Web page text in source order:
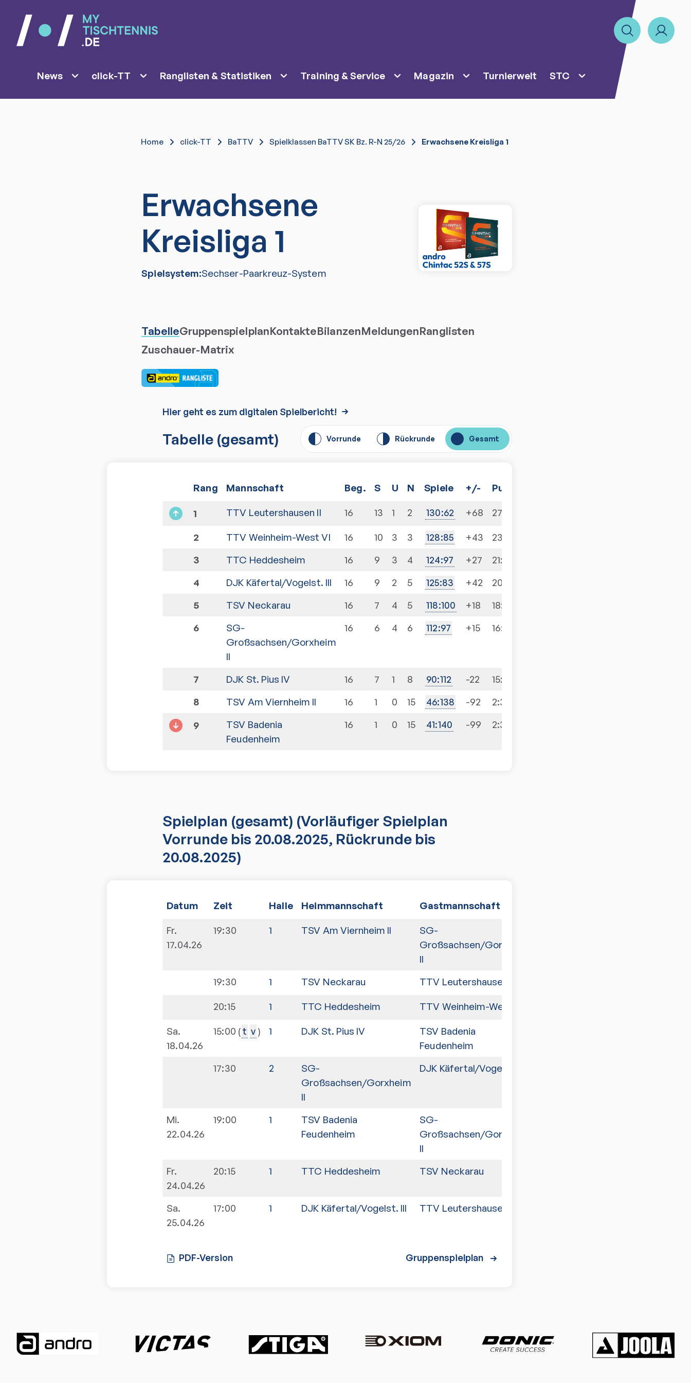
News click-TT Ranglisten & Statistiken Training & Service Magazin Turnierwelt STC
Home click-TT BaTTV Spielklassen BaTTV SK Bz. R-N 25/26 Erwachsene Kreisliga 1
Erwachsene
Kreisliga 1
Spielsystem:Sechser-Paarkreuz-System
TabelleGruppenspielplanKontakteBilanzenMeldungenRanglisten
Zuschauer-Matrix
Hier geht es zum digitalen Spielbericht!
Tabelle (gesamt) Vorrunde Rückrunde Gesamt
Rang Mannschaft Beg. S U N Spiele +/- Punkte
1 TTV Leutershausen II 16 13 1 2 130:62 +68 27
2 TTV Weinheim-West VI 16 10 3 3 128:85 +43 23
3
TTC Heddesheim 16 9 3 4 124:97 +27 21:
4
DJK Käfertal/Vogelst. III 16 9 2 5 125:83 +42 20
5
TSV Neckarau 16 7 4 5 118:100 +18 18:
6
SG-
Großsachsen/Gorxheim
II
16 6 4 6 112:97 +15 16:
7 DJK St. Pius IV 16 7 1 8 90:112 -22 15:
8
TSV Am Viernheim II 16 1 0 15 46:138 -92 2:30
9
TSV Badenia
Feudenheim
16 1 0 15 41:140 -99 2:30
Spielplan (gesamt) (Vorläufiger Spielplan
Vorrunde bis 20.08.2025, Rückrunde bis
20.08.2025)
Datum Zeit Halle Heimmannschaft Gastmannschaft
Fr.
17.04.26
19:30 1 TSV Am Viernheim II
SG-
Großsachsen/Gorxheim
II
19:30 1 TSV Neckarau TTV Leutershausen II
20:15 1 TTC Heddesheim TTV Weinheim-West VI
Sa.
18.04.26
15:00 t v 1 DJK St. Pius IV
TSV Badenia
Feudenheim
17:30 2
SG-
Großsachsen/Gorxheim
II
DJK Käfertal/Vogelst. III
Mi.
22.04.26
19:00 1
TSV Badenia
Feudenheim
SG-
Großsachsen/Gorxheim
II
Fr.
24.04.26
20:15 1 TTC Heddesheim TSV Neckarau
Sa.
25.04.26
17:00 1 DJK Käfertal/Vogelst. III TTV Leutershausen II
PDF-Version Gruppenspielplan